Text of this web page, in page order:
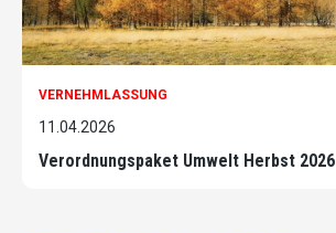
VERNEHMLASSUNG
11.04.2026
Verordnungspaket Umwelt Herbst 2026